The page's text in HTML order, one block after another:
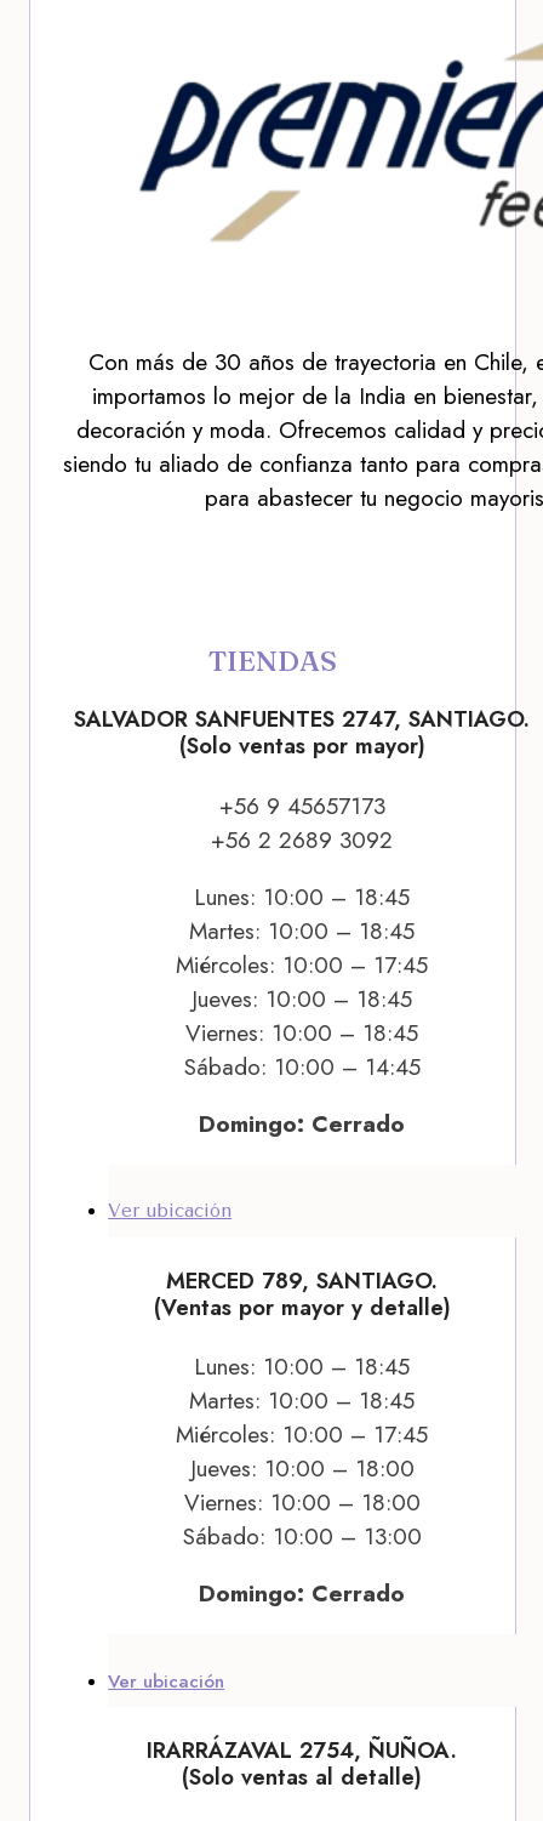
Con más de 30 años de trayectoria en Chile,
importamos lo mejor de la India en
decoración y moda. Ofrecemos calidad y
siendo tu aliado de confianza tanto para
para abastecer tu negocio
TIENDAS
SALVADOR SANFUENTES 2747, SANTIAGO.
(Solo ventas por mayor)
+56 9 45657173
+56 2 2689 3092
Lunes: 10:00 – 18:45
Martes: 10:00 – 18:45
Miércoles: 10:00 – 17:45
Jueves: 10:00 – 18:45
Viernes: 10:00 – 18:45
Sábado: 10:00 – 14:45
Domingo: Cerrado
Ver ubicación
MERCED 789, SANTIAGO.
(Ventas por mayor y detalle)
Lunes: 10:00 – 18:45
Martes: 10:00 – 18:45
Miércoles: 10:00 – 17:45
Jueves: 10:00 – 18:00
Viernes: 10:00 – 18:00
Sábado: 10:00 – 13:00
Domingo: Cerrado
Ver ubicación
IRARRÁZAVAL 2754, ÑUÑOA.
(Solo ventas al detalle)